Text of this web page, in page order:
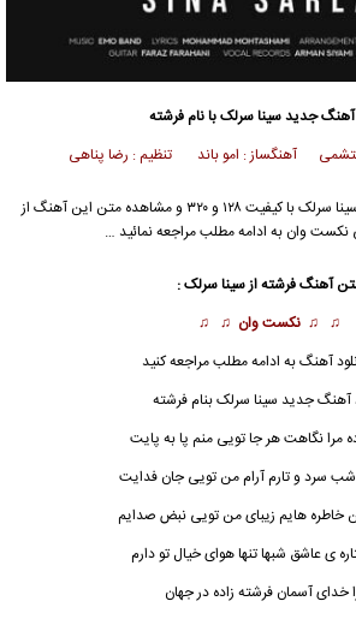
آهنگ جدیدسینا سرلکبا نام فرشته
آهنگساز : امو باند تنظیم : رضا پناهی
سرلک
با کیفیت ۱۲۸ و ۳۲۰ و مشاهده متن این آهنگ از
نکست وان به ادامه مطلب مراجعه نمائید …
آهنگ فرشته ازسینا سرلک:
♫ ♫ نکست وان ♫ ♫
آهنگ به ادامه مطلب مراجعه کنید
آهنگ جدید سینا سرلک بنامفرشته
مرا نگاهت هر جا تویی منم پا به پایت
سرد و تارم آرام من تویی جان فدایت
خاطره هایم زیبای من تویی نبض صدایم
ی عاشق شبها تنها هوای خیال تو دارم
خدای آسمان فرشته زاده در جهان